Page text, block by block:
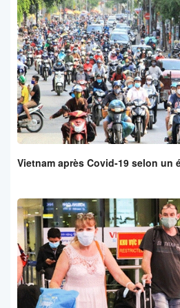
Vietnam après Covid-19 selon un